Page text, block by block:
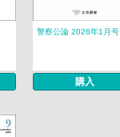
警察公論 2026年1月号
購入